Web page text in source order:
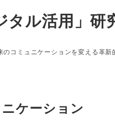
ル活用」研
コミュニケーションを変える革新
ケーション